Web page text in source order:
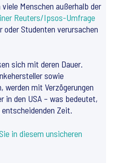
Menschen außerhalb der
Reuters/Ipsos-Umfrage
Studenten verursachen
sich mit deren Dauer.
sowie
mit Verzögerungen
in den USA – was bedeutet,
Zeit.
in diesem unsicheren